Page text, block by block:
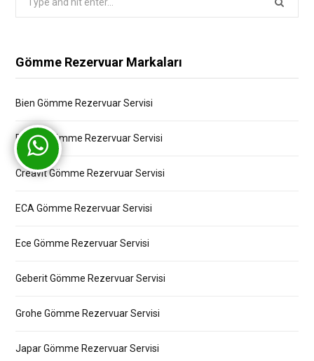
Gömme Rezervuar Markaları
Bien Gömme Rezervuar Servisi
Bocchi Gömme Rezervuar Servisi
Creavit Gömme Rezervuar Servisi
ECA Gömme Rezervuar Servisi
Ece Gömme Rezervuar Servisi
Geberit Gömme Rezervuar Servisi
Grohe Gömme Rezervuar Servisi
Japar Gömme Rezervuar Servisi